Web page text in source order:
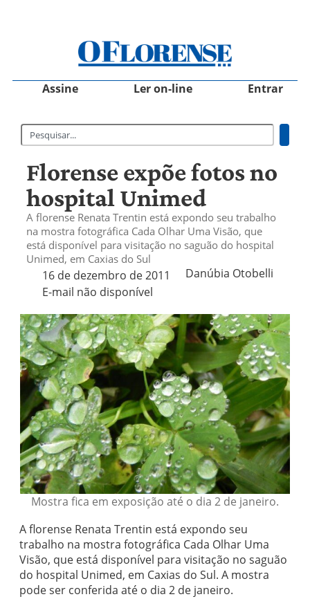
Assine Ler on-line Entrar
Florense expõe fotos no
hospital Unimed
A florense Renata Trentin está expondo seu trabalho
na mostra fotográfica Cada Olhar Uma Visão, que
está disponível para visitação no saguão do hospital
Unimed, em Caxias do Sul
16 de dezembro de 2011
Danúbia Otobelli 
E-mail não disponível
Mostra fica em exposição até o dia 2 de janeiro.
A florense Renata Trentin está expondo seu
trabalho na mostra fotográfica Cada Olhar Uma
Visão, que está disponível para visitação no saguão
do hospital Unimed, em Caxias do Sul. A mostra
pode ser conferida até o dia 2 de janeiro.